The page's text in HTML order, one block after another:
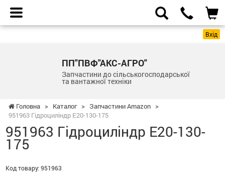
Вхід
ПП"ПВФ"АКС-АГРО"
Запчастини до сільськогосподарської
та вантажної техніки
Головна > Каталог > Запчастини Amazon >
951963 Гідроциліндр Е20-130-175
951963 Гідроциліндр Е20-130-
175
Код товару: 951963